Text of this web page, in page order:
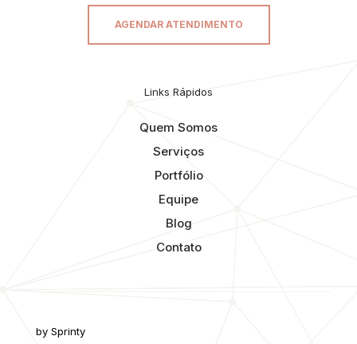
AGENDAR ATENDIMENTO
Links Rápidos
Quem Somos
Serviços
Portfólio
Equipe
Blog
Contato
by Sprinty